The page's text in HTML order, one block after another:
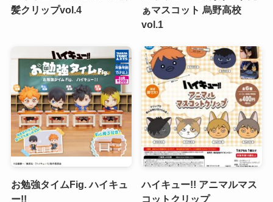
髪クリップvol.4
ぁマスコット 烏野高校
vol.1
お勉強タイムFig. ハイキュ
ー!!
ハイキュー!! アニマルマス
コットクリップ